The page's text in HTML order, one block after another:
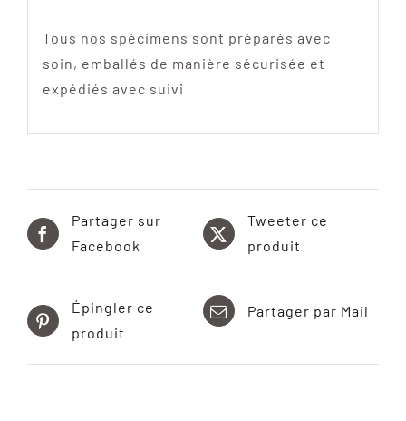
Tous nos spécimens sont préparés avec
soin, emballés de manière sécurisée et
expédiés avec suivi
Partager sur
Facebook
Tweeter ce
produit
Épingler ce
produit
Partager par Mail